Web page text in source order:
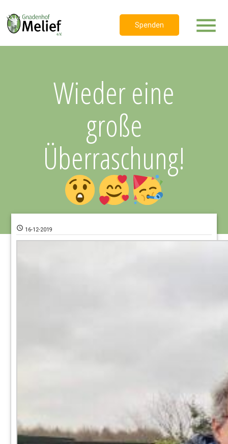
menu
Spenden
Wieder eine
große
Überraschung!
access_time 16-12-2019